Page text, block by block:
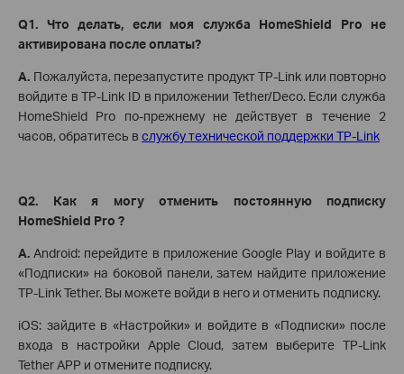
Q1. Что делать, если моя служба HomeShield Pro не
активирована после оплаты?
A. Пожалуйста, перезапустите продукт TP-Link или повторно
войдите в TP-Link ID в приложении Tether/Deco. Если служба
HomeShield Pro по-прежнему не действует в течение 2
часов, обратитесь в службу технической поддержки TP-Link
Q2. Как я могу отменить постоянную подписку
HomeShield Pro ?
A. Android: перейдите в приложение Google Play и войдите в
«Подписки» на боковой панели, затем найдите приложение
TP-Link Tether. Вы можете войди в него и отменить подписку.
iOS: зайдите в «Настройки» и войдите в «Подписки» после
входа в настройки Apple Cloud, затем выберите TP-Link
Tether APP и отмените подписку.